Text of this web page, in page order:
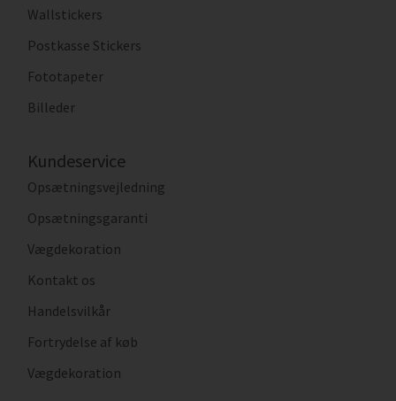
Wallstickers
Postkasse Stickers
Fototapeter
Billeder
Kundeservice
Opsætningsvejledning
Opsætningsgaranti
Vægdekoration
Kontakt os
Handelsvilkår
Fortrydelse af køb
Vægdekoration